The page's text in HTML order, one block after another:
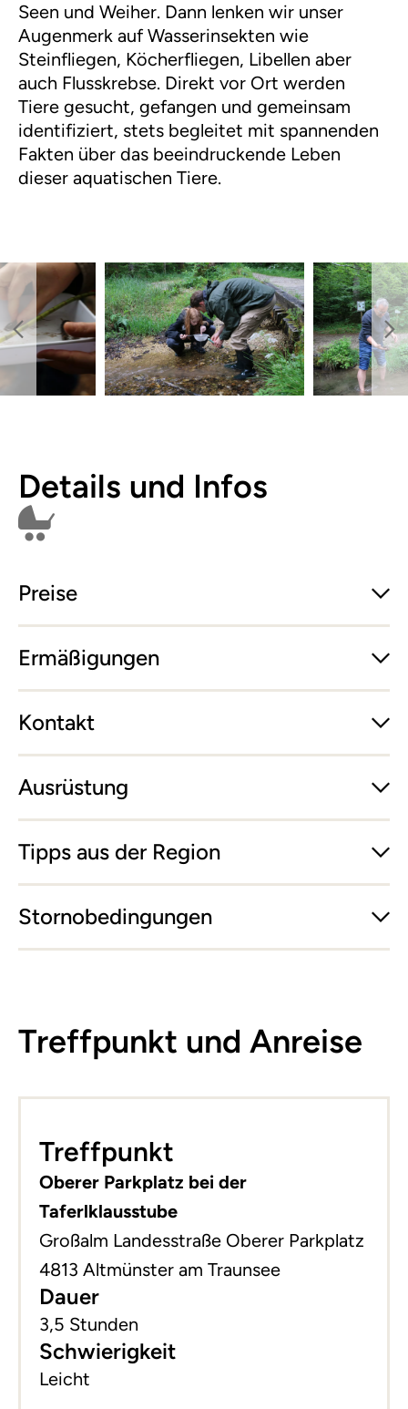
Seen und Weiher. Dann lenken wir unser
Augenmerk auf Wasserinsekten wie
Steinfliegen, Köcherfliegen, Libellen aber
auch Flusskrebse. Direkt vor Ort werden
Tiere gesucht, gefangen und gemeinsam
identifiziert, stets begleitet mit spannenden
Fakten über das beeindruckende Leben
dieser aquatischen Tiere.
Details und Infos
Kinderwagen
Preise
Ermäßigungen
Kontakt
Ausrüstung
Tipps aus der Region
Stornobedingungen
Treffpunkt und Anreise
−
Treffpunkt
Oberer Parkplatz bei der
Taferlklausstube
Großalm Landesstraße Oberer Parkplatz
4813 Altmünster am Traunsee
Dauer
3,5 Stunden
Schwierigkeit
Leicht